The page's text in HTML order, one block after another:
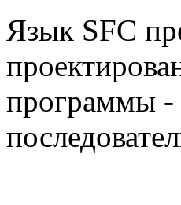
Язык SFC
программы -